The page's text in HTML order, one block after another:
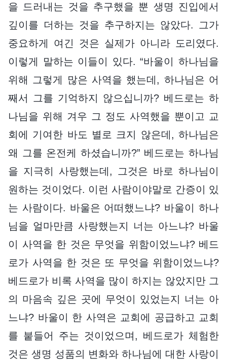
을 드러내는 것을 추구했을 뿐 생명 진입에서
깊이를 더하는 것을 추구하지는 않았다. 그가
중요하게 여긴 것은 실제가 아니라 도리였다.
이렇게 말하는 이들이 있다. “바울이 하나님을
위해 그렇게 많은 사역을 했는데, 하나님은 어
째서 그를 기억하지 않으십니까? 베드로는 하
나님을 위해 겨우 그 정도 사역했을 뿐이고 교
회에 기여한 바도 별로 크지 않은데, 하나님은
왜 그를 온전케 하셨습니까?” 베드로는 하나님
을 지극히 사랑했는데, 그것은 바로 하나님이
원하는 것이었다. 이런 사람이야말로 간증이 있
는 사람이다. 바울은 어떠했느냐? 바울이 하나
님을 얼마만큼 사랑했는지 너는 아느냐? 바울
이 사역을 한 것은 무엇을 위함이었느냐? 베드
로가 사역을 한 것은 또 무엇을 위함이었느냐?
베드로가 비록 사역을 많이 하지는 않았지만 그
의 마음속 깊은 곳에 무엇이 있었는지 너는 아
느냐? 바울이 한 사역은 교회에 공급하고 교회
를 붙들어 주는 것이었으며, 베드로가 체험한
것은 생명 성품의 변화와 하나님에 대한 사랑이